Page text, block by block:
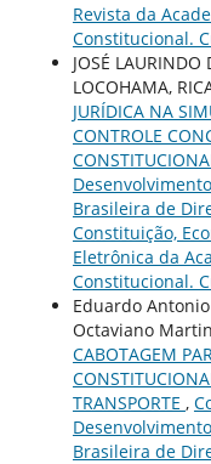
Revista da
Constitucional.
JOSÉ LAURINDO
LOCOHAMA,
JURÍDICA NA
CONTROLE
Brasileira de
Constituição,
Eletrônica da
Constitucional.
Eduardo
Octaviano
CABOTAGEM
TRANSPORTE ,
Brasileira de